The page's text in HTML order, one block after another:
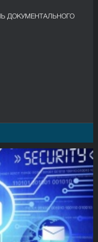
ДОКУМЕНТАЛЬНОГО